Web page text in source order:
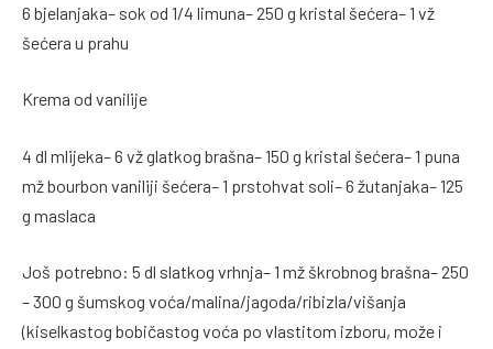
6 bjelanjaka– sok od 1/4 limuna– 250 g kristal šećera– 1 vž
šećera u prahu
Krema od vanilije
4 dl mlijeka– 6 vž glatkog brašna– 150 g kristal šećera– 1 puna
mž bourbon vaniliji šećera– 1 prstohvat soli– 6 žutanjaka– 125
g maslaca
Još potrebno: 5 dl slatkog vrhnja– 1 mž škrobnog brašna– 250
– 300 g šumskog voća/malina/jagoda/ribizla/višanja
(kiselkastog bobičastog voća po vlastitom izboru, može i